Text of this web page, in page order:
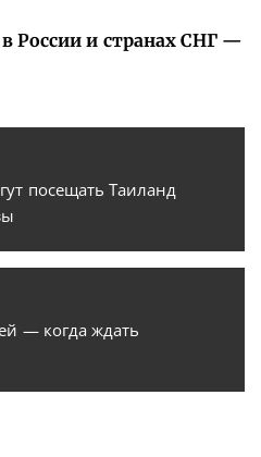
России и странах СНГ —
посещать Таиланд
— когда ждать